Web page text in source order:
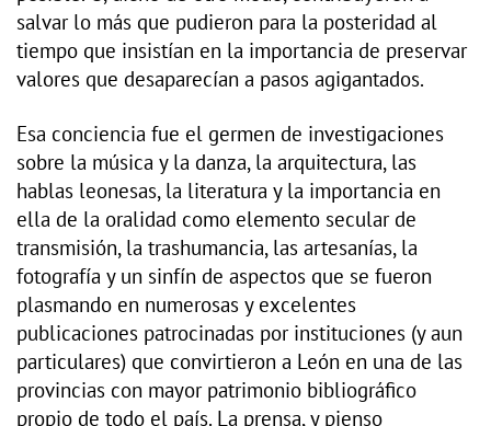
salvar lo más que pudieron para la posteridad al
tiempo que insistían en la importancia de preservar
valores que desaparecían a pasos agigantados.
Esa conciencia fue el germen de investigaciones
sobre la música y la danza, la arquitectura, las
hablas leonesas, la literatura y la importancia en
ella de la oralidad como elemento secular de
transmisión, la trashumancia, las artesanías, la
fotografía y un sinfín de aspectos que se fueron
plasmando en numerosas y excelentes
publicaciones patrocinadas por instituciones (y aun
particulares) que convirtieron a León en una de las
provincias con mayor patrimonio bibliográfico
propio de todo el país. La prensa, y pienso